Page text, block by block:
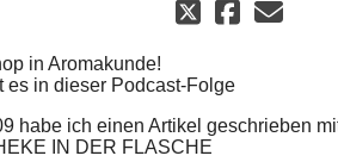
in Aromakunde!
es in dieser Podcast-Folge
habe ich einen Artikel geschrieben
IN DER FLASCHE